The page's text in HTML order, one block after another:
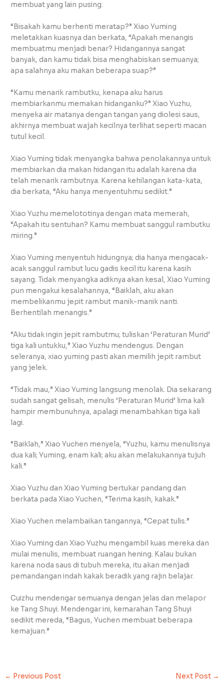
membuat yang lain pusing.
“Bisakah kamu berhenti meratap?” Xiao Yuming
meletakkan kuasnya dan berkata, “Apakah menangis
membuatmu menjadi benar? Hidangannya sangat
banyak, dan kamu tidak bisa menghabiskan semuanya;
apa salahnya aku makan beberapa suap?”
“Kamu menarik rambutku, kenapa aku harus
membiarkanmu memakan hidanganku?” Xiao Yuzhu,
menyeka air matanya dengan tangan yang diolesi saus,
akhirnya membuat wajah kecilnya terlihat seperti macan
tutul kecil.
Xiao Yuming tidak menyangka bahwa penolakannya untuk
membiarkan dia makan hidangan itu adalah karena dia
telah menarik rambutnya. Karena kehilangan kata-kata,
dia berkata, “Aku hanya menyentuhmu sedikit.”
Xiao Yuzhu memelototinya dengan mata memerah,
“Apakah itu sentuhan? Kamu membuat sanggul rambutku
miring.”
Xiao Yuming menyentuh hidungnya; dia hanya mengacak-
acak sanggul rambut lucu gadis kecil itu karena kasih
sayang. Tidak menyangka adiknya akan kesal, Xiao Yuming
pun mengakui kesalahannya, “Baiklah, aku akan
membelikanmu jepit rambut manik-manik nanti.
Berhentilah menangis.”
“Aku tidak ingin jepit rambutmu; tuliskan ‘Peraturan Murid’
tiga kali untukku,” Xiao Yuzhu mendengus. Dengan
seleranya, xiao yuming pasti akan memilih jepit rambut
yang jelek.
“Tidak mau,” Xiao Yuming langsung menolak. Dia sekarang
sudah sangat gelisah, menulis ‘Peraturan Murid’ lima kali
hampir membunuhnya, apalagi menambahkan tiga kali
lagi.
“Baiklah,” Xiao Yuchen menyela, “Yuzhu, kamu menulisnya
dua kali; Yuming, enam kali; aku akan melakukannya tujuh
kali.”
Xiao Yuzhu dan Xiao Yuming bertukar pandang dan
berkata pada Xiao Yuchen, “Terima kasih, kakak.”
Xiao Yuchen melambaikan tangannya, “Cepat tulis.”
Xiao Yuming dan Xiao Yuzhu mengambil kuas mereka dan
mulai menulis, membuat ruangan hening. Kalau bukan
karena noda saus di tubuh mereka, itu akan menjadi
pemandangan indah kakak beradik yang rajin belajar.
Cuizhu mendengar semuanya dengan jelas dan melapor
ke Tang Shuyi. Mendengar ini, kemarahan Tang Shuyi
sedikit mereda, “Bagus, Yuchen membuat beberapa
kemajuan.”
← Previous Post Next Post →